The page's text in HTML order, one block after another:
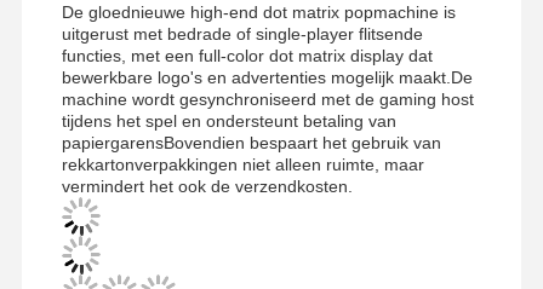
De gloednieuwe high-end dot matrix popmachine is
uitgerust met bedrade of single-player flitsende
functies, met een full-color dot matrix display dat
bewerkbare logo's en advertenties mogelijk maakt.De
machine wordt gesynchroniseerd met de gaming host
tijdens het spel en ondersteunt betaling van
papiergarensBovendien bespaart het gebruik van
rekkartonverpakkingen niet alleen ruimte, maar
vermindert het ook de verzendkosten.